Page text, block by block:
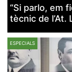
“Si parlo, em
tècnic de l’At.
ESPECIALS